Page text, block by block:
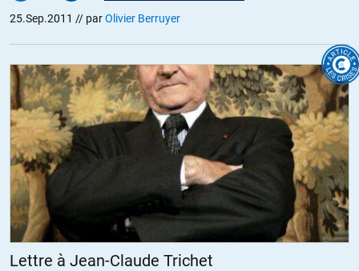
25.Sep.2011 // parOlivier Berruyer
Lettre à Jean-Claude Trichet